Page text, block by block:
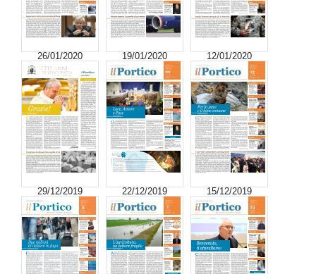
26/01/2020 19/01/2020 12/01/2020
29/12/2019 22/12/2019 15/12/2019